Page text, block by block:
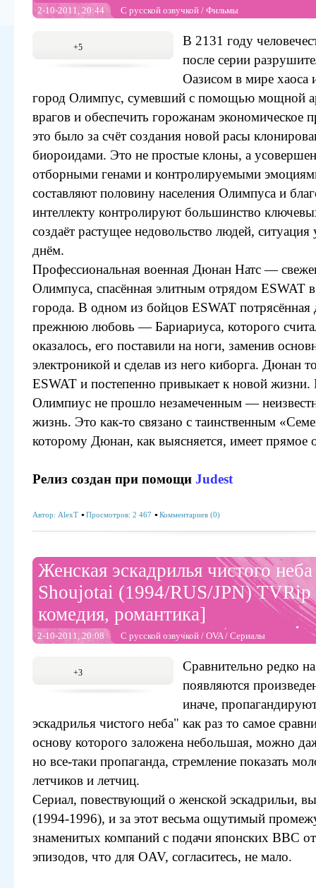
2-10-2011, 20:44 С русской озвучкой / Фильмы
+5
В 2131 году
после серии
Оазисом в мире хаоса
город Олимпус, сумевший с помощью мощной
врагов и обеспечить горожанам экономическое
это было за счёт создания новой расы
биороидами. Это не простые клоны, а
отборными генами и контролируемыми
составляют половину населения Олимпуса и
интеллекту контролируют большинство
создаёт растущее недовольство людей,
днём.
Профессиональная военная Дюнан Натс —
Олимпуса, спасённая элитным отрядом ESWAT
города. В одном из бойцов ESWAT потрясённая
прежнюю любовь — Бариариуса, которого
оказалось, его поставили на ноги, заменив
электроникой и сделав из него киборга. Дюнан
ESWAT и постепенно привыкает к новой
Олимпиус не прошло незамеченным —
жизнь. Это как-то связано с таинственным
которому Дюнан, как выясняется, имеет прямое
Релиз создан при помощи Judest
Автор: AlexT Просмотров: 2 467 Комментариев (0)
Женская эскадрилья чистого
Shoujotai (1994/RUS/JPN)
комедия, романтика]
2-10-2011, 20:08 С русской озвучкой / OVA/ Сериалы
+3
Сравнительно редко
появляются
иначе,
эскадрилья чистого неба" как раз то самое
основу которого заложена небольшая, можно
но все-таки пропаганда, стремление показать
летчиков и летчиц.
Сериал, повествующий о женской эскадрильи,
(1994-1996), и за этот весьма ощутимый
знаменитых компаний с подачи японских ВВС
эпизодов, что для OAV, согласитесь, не мало.